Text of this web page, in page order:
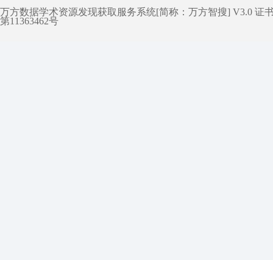
万方数据学术资源发现获取服务系统[简称：万方智搜] V3.0 证
第11363462号